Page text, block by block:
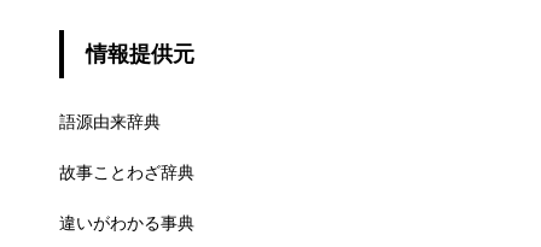
情報提供元
語源由来辞典
故事ことわざ辞典
違いがわかる事典